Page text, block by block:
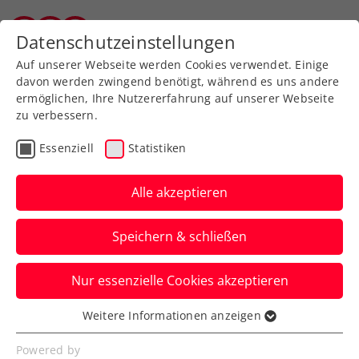
Aktuelle News
News filtern
Datenschutzeinstellungen
Auf unserer Webseite werden Cookies verwendet. Einige
davon werden zwingend benötigt, während es uns andere
ermöglichen, Ihre Nutzererfahrung auf unserer Webseite
zu verbessern.
Essenziell Statistiken
Alle akzeptieren
Speichern & schließen
Nur essenzielle Cookies akzeptieren
Essenziell
Essenzielle Cookies werden für grundlegende
Weitere Informationen anzeigen
Powered by